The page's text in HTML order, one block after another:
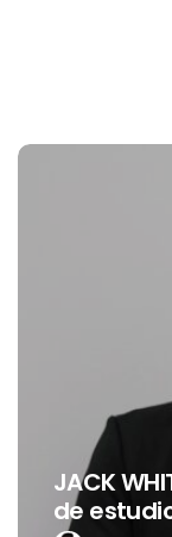
Levi’s®
nueva